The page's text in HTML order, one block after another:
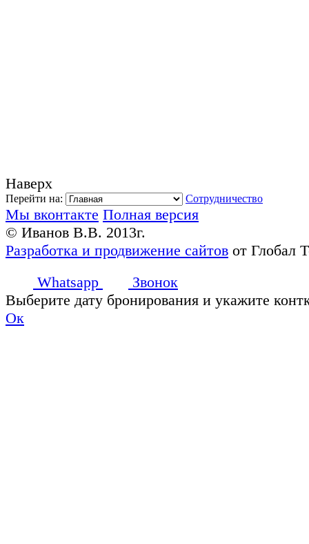
Наверх
Перейти на: Сотрудничество
Мы вконтакте Полная версия
© Иванов В.В. 2013г.
Разработка и продвижение сайтов от Глобал
Whatsapp
Звонок
Выберите дату бронирования и укажите
Ок